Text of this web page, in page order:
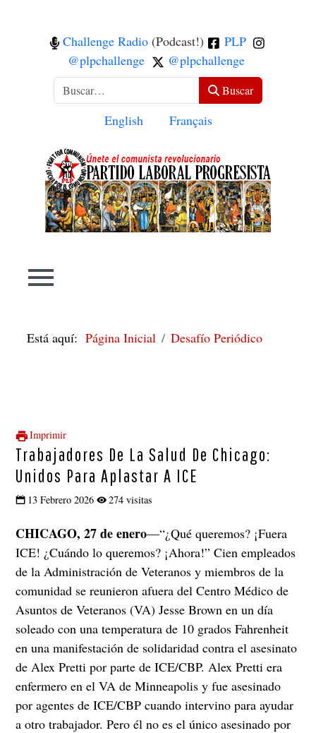
Challenge Radio (Podcast!)
PLP
@plpchallenge
@plpchallenge
Buscar Buscar
Seleccione su idioma
English Français
Está aquí:Página Inicial Desafío Periódico
Imprimir
Trabajadores De La Salud De Chicago:
Unidos Para Aplastar A ICE
13 Febrero 2026 274 visitas
CHICAGO, 27 de enero—“¿Qué queremos? ¡Fuera
ICE! ¿Cuándo lo queremos? ¡Ahora!” Cien empleados
de la Administración de Veteranos y miembros de la
comunidad se reunieron afuera del Centro Médico de
Asuntos de Veteranos (VA) Jesse Brown en un día
soleado con una temperatura de 10 grados Fahrenheit
en una manifestación de solidaridad contra el asesinato
de Alex Pretti por parte de ICE/CBP. Alex Pretti era
enfermero en el VA de Minneapolis y fue asesinado
por agentes de ICE/CBP cuando intervino para ayudar
a otro trabajador. Pero él no es el único asesinado por